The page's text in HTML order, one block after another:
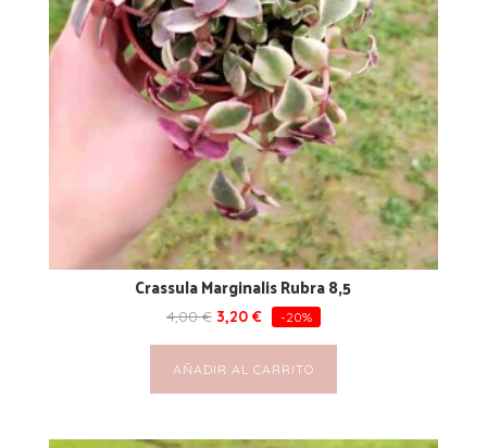
Crassula Marginalis Rubra 8,5
4,00€ 3,20 € -20%
AÑADIR AL CARRITO